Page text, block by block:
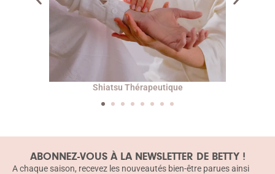
Shiatsu Martial
ABONNEZ-VOUS À LA NEWSLETTER DE BETTY !
A chaque saison, recevez les nouveautés bien-être parues ainsi